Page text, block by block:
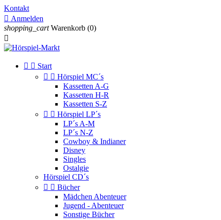
Kontakt
 Anmelden
shopping_cart Warenkorb (0)

  Start
  Hörspiel MC´s
Kassetten A-G
Kassetten H-R
Kassetten S-Z
  Hörspiel LP´s
LP´s A-M
LP´s N-Z
Cowboy & Indianer
Disney
Singles
Ostalgie
Hörspiel CD´s
  Bücher
Mädchen Abenteuer
Jugend - Abenteuer
Sonstige Bücher